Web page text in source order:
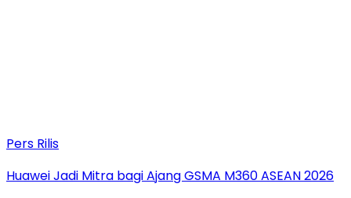
Pers Rilis
Huawei Jadi Mitra bagi Ajang GSMA M360 ASEAN 2026